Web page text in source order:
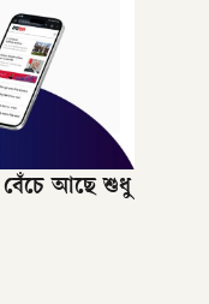
আছে শুধু